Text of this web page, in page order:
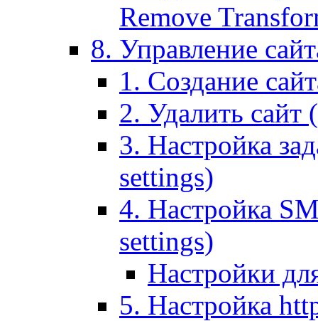
Remove
8. Управление
1. Создание
2. Удалить сайт
3. Настройка
settings)
4. Настройка
settings)
Настройки
5. Настройка